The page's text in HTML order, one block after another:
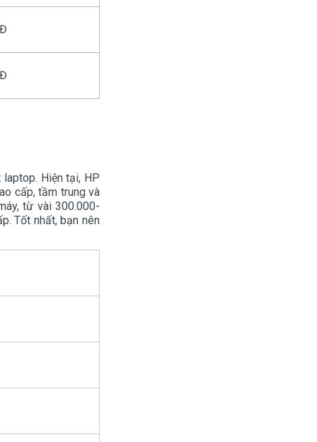
Hiện tại, HP
cấp, tầm trung và
từ vài 300.000-
Tốt nhất, bạn nên